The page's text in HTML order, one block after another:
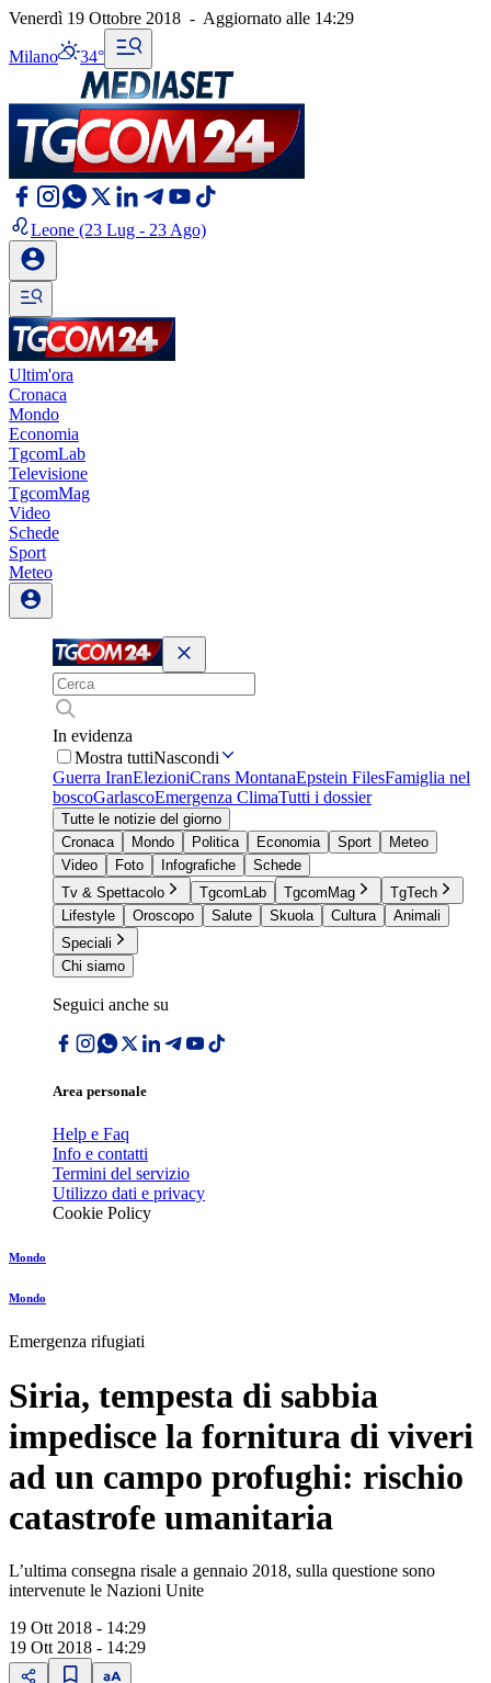
Venerdì 19 Ottobre 2018 - Aggiornato alle 14:29
Milano 34°
Leone (23 Lug - 23 Ago)
Ultim'ora
Cronaca
Mondo
Economia
TgcomLab
Televisione
TgcomMag
Video
Schede
Sport
Meteo
In evidenza
Mostra tuttiNascondi
Guerra IranElezioniCrans MontanaEpstein FilesFamiglia nel
boscoGarlascoEmergenza ClimaTutti i dossier
Tutte le notizie del giorno
Cronaca
Mondo Politica Economia Sport
Meteo
Video
Foto Infografiche
Schede
Tv & Spettacolo
TgcomLab TgcomMag
TgTech
Lifestyle
Oroscopo Salute Skuola Cultura
Animali
Speciali
Chi siamo
Seguici anche su
Area personale
Help e Faq
Info e contatti
Termini del servizio
Utilizzo dati e privacy
Cookie Policy
Mondo
Mondo
Emergenza rifugiati
Siria, tempesta di sabbia
impedisce la fornitura di viveri
ad un campo profughi: rischio
catastrofe umanitaria
L’ultima consegna risale a gennaio 2018, sulla questione sono
intervenute le Nazioni Unite
19 Ott 2018 - 14:29
19 Ott 2018 - 14:29